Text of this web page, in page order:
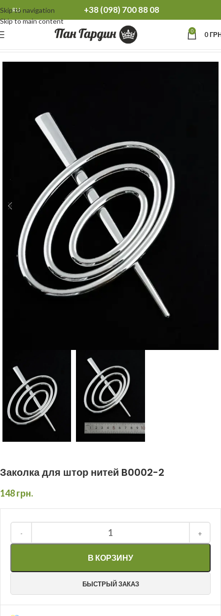
Skip to navigation
Skip to main content
RU +38 (098) 700 88 08
0 0
Главная Аксессуары для штор
Заколка для штор нитей B0002-2
148грн.
В КОРЗИНУ
БЫСТРЫЙ ЗАКАЗ